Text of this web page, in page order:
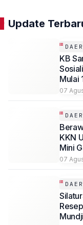
Update
KB
Mulai
07
KKN
Mini
SMP
07